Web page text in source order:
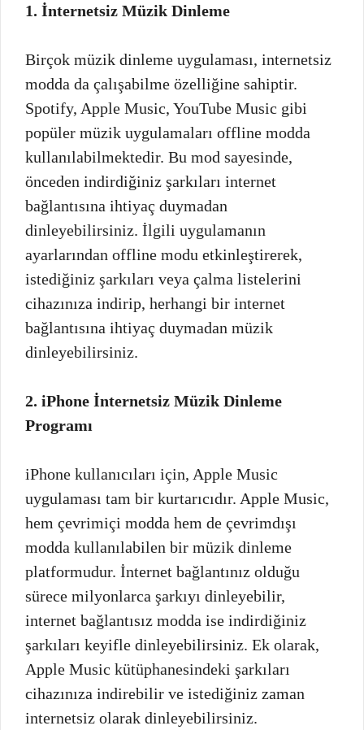
1. İnternetsiz Müzik Dinleme
Birçok müzik dinleme uygulaması, internetsiz
modda da çalışabilme özelliğine sahiptir.
Spotify, Apple Music, YouTube Music gibi
popüler müzik uygulamaları offline modda
kullanılabilmektedir. Bu mod sayesinde,
önceden indirdiğiniz şarkıları internet
bağlantısına ihtiyaç duymadan
dinleyebilirsiniz. İlgili uygulamanın
ayarlarından offline modu etkinleştirerek,
istediğiniz şarkıları veya çalma listelerini
cihazınıza indirip, herhangi bir internet
bağlantısına ihtiyaç duymadan müzik
dinleyebilirsiniz.
2. iPhone İnternetsiz Müzik Dinleme
Programı
iPhone kullanıcıları için, Apple Music
uygulaması tam bir kurtarıcıdır. Apple Music,
hem çevrimiçi modda hem de çevrimdışı
modda kullanılabilen bir müzik dinleme
platformudur. İnternet bağlantınız olduğu
sürece milyonlarca şarkıyı dinleyebilir,
internet bağlantısız modda ise indirdiğiniz
şarkıları keyifle dinleyebilirsiniz. Ek olarak,
Apple Music kütüphanesindeki şarkıları
cihazınıza indirebilir ve istediğiniz zaman
internetsiz olarak dinleyebilirsiniz.